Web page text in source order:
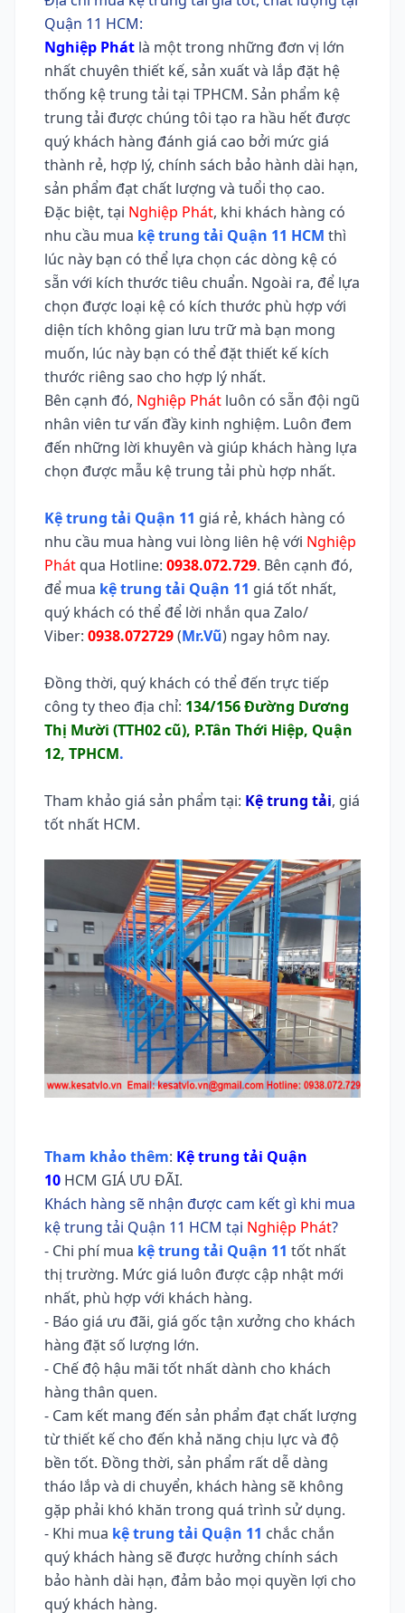
Quận 11 HCM:
Nghiệp Phát là một trong những đơn vị lớn
nhất chuyên thiết kế, sản xuất và lắp đặt hệ
thống kệ trung tải tại TPHCM. Sản phẩm kệ
trung tải được chúng tôi tạo ra hầu hết được
quý khách hàng đánh giá cao bởi mức giá
thành rẻ, hợp lý, chính sách bảo hành dài hạn,
sản phẩm đạt chất lượng và tuổi thọ cao.
Đặc biệt, tại Nghiệp Phát, khi khách hàng có
nhu cầu mua kệ trung tải Quận 11 HCM thì
lúc này bạn có thể lựa chọn các dòng kệ có
sẵn với kích thước tiêu chuẩn. Ngoài ra, để lựa
chọn được loại kệ có kích thước phù hợp với
diện tích không gian lưu trữ mà bạn mong
muốn, lúc này bạn có thể đặt thiết kế kích
thước riêng sao cho hợp lý nhất.
Bên cạnh đó, Nghiệp Phát luôn có sẵn đội ngũ
nhân viên tư vấn đầy kinh nghiệm. Luôn đem
đến những lời khuyên và giúp khách hàng lựa
chọn được mẫu kệ trung tải phù hợp nhất.
Kệ trung tải Quận 11 giá rẻ, khách hàng có
nhu cầu mua hàng vui lòng liên hệ với Nghiệp
Phát qua Hotline: 0938.072.729. Bên cạnh đó,
để mua kệ trung tải Quận 11 giá tốt nhất,
quý khách có thể để lời nhắn qua Zalo/
Viber: 0938.072729(Mr.Vũ) ngay hôm nay.
Đồng thời, quý khách có thể đến trực tiếp
công ty theo địa chỉ: 134/156 Đường Dương
Thị Mười (TTH02 cũ), P.Tân Thới Hiệp, Quận
12, TPHCM.
Tham khảo giá sản phẩm tại: Kệ trung tải, giá
tốt nhất HCM.
Tham khảo thêm: Kệ trung tải Quận
10 HCM GIÁ ƯU ĐÃI.
Khách hàng sẽ nhận được cam kết gì khi mua
kệ trung tải Quận 11 HCM tại Nghiệp Phát?
- Chi phí mua kệ trung tải Quận 11 tốt nhất
thị trường. Mức giá luôn được cập nhật mới
nhất, phù hợp với khách hàng.
- Báo giá ưu đãi, giá gốc tận xưởng cho khách
hàng đặt số lượng lớn.
- Chế độ hậu mãi tốt nhất dành cho khách
hàng thân quen.
- Cam kết mang đến sản phẩm đạt chất lượng
từ thiết kế cho đến khả năng chịu lực và độ
bền tốt. Đồng thời, sản phẩm rất dễ dàng
tháo lắp và di chuyển, khách hàng sẽ không
gặp phải khó khăn trong quá trình sử dụng.
- Khi mua kệ trung tải Quận 11 chắc chắn
quý khách hàng sẽ được hưởng chính sách
bảo hành dài hạn, đảm bảo mọi quyền lợi cho
quý khách hàng.